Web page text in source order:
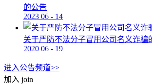
的公告
2023 06 - 14
关于严防不法分子冒用公司名义诈骗
2020 06 - 19
进入公告频道>>
加入 join